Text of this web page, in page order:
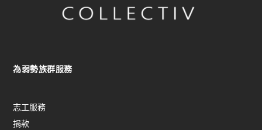
為弱勢族群服務
志工服務
捐款